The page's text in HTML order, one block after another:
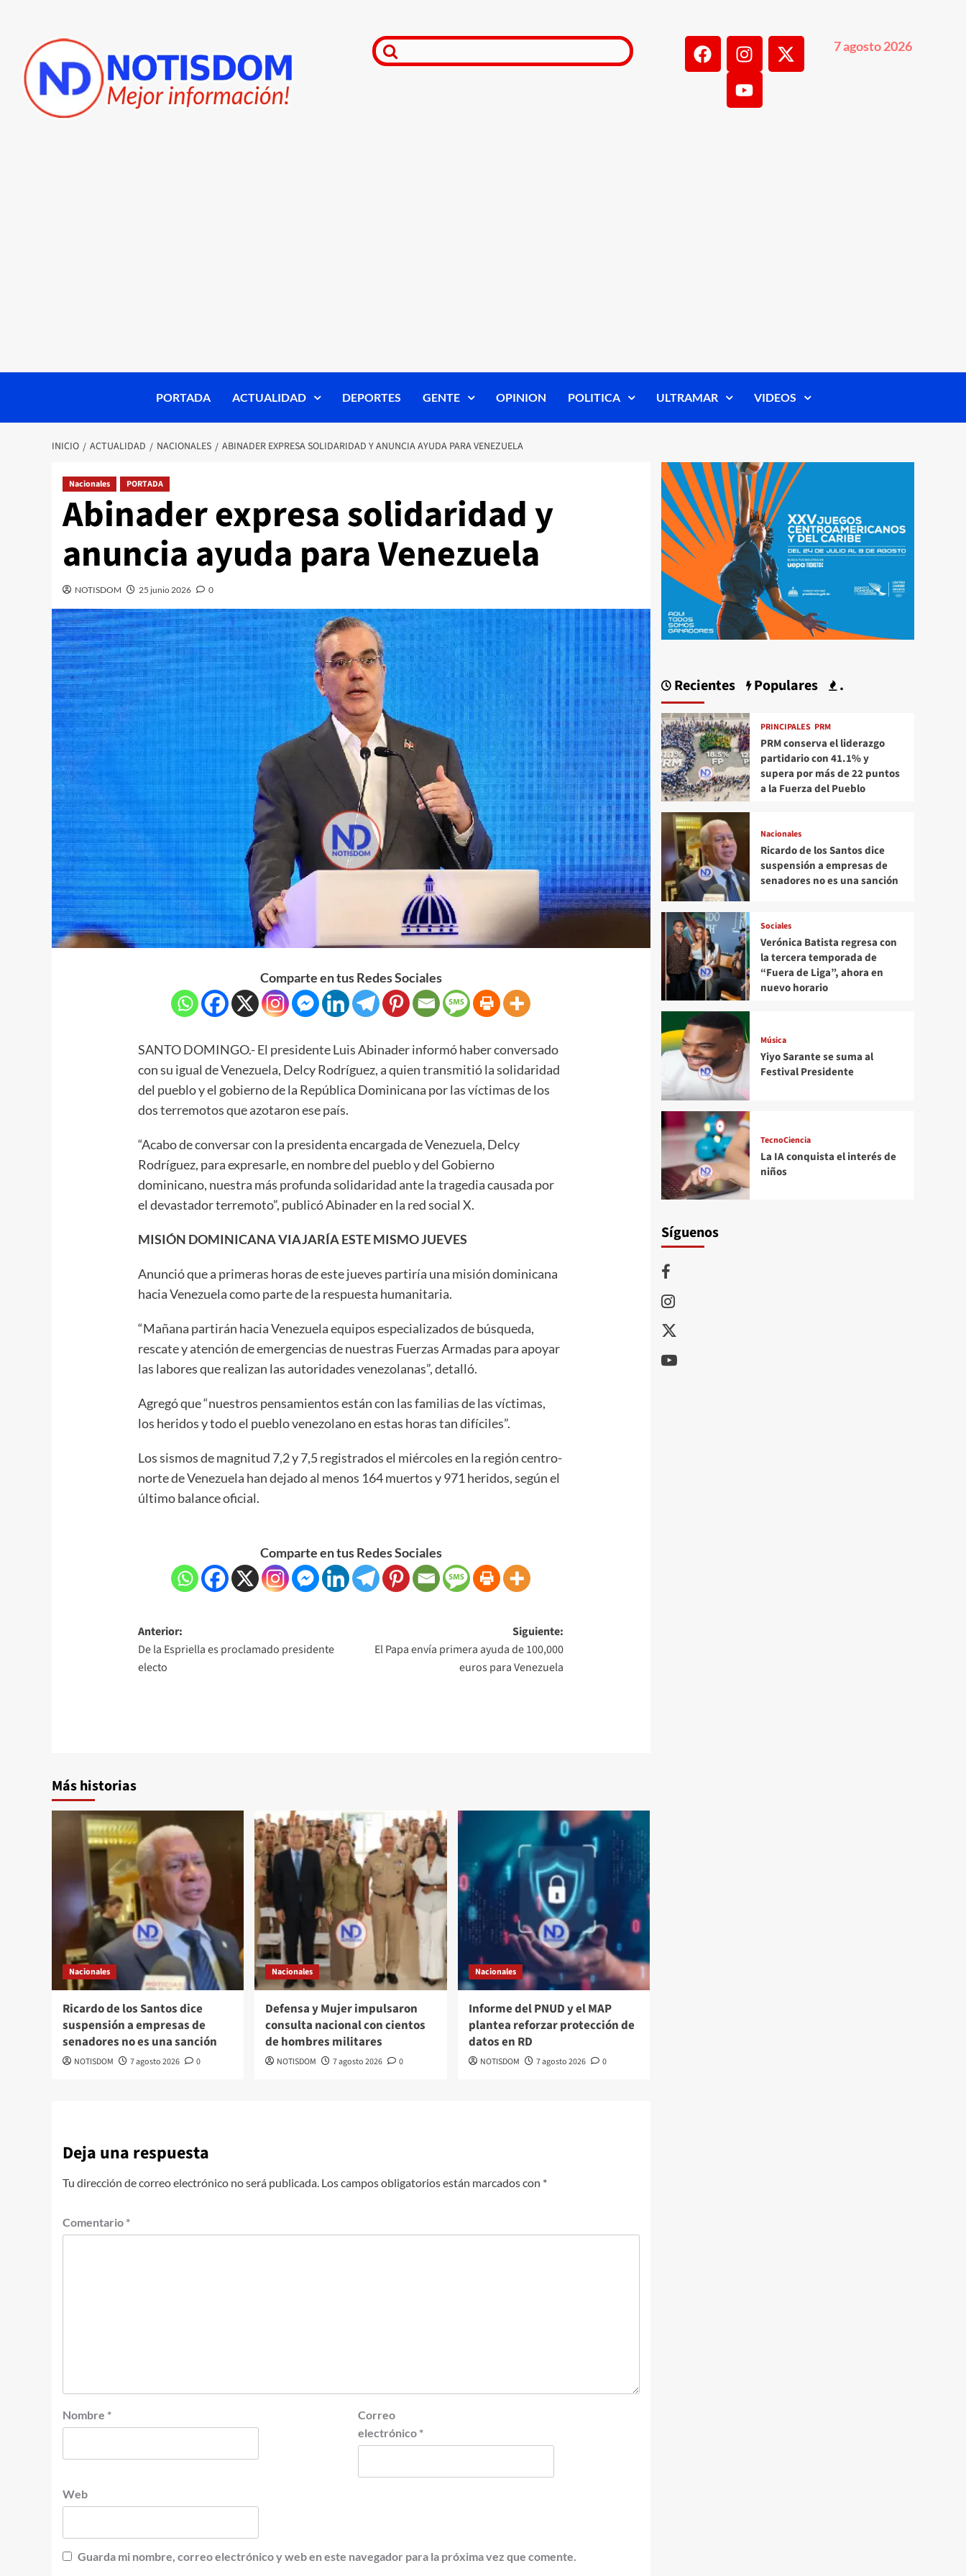
7 agosto 2026
PORTADA ACTUALIDAD DEPORTES GENTE OPINION POLITICA ULTRAMAR VIDEOS
INICIO ACTUALIDAD NACIONALES ABINADER EXPRESA SOLIDARIDAD Y ANUNCIA AYUDA PARA VENEZUELA
Nacionales PORTADA
Abinader expresa solidaridad y
anuncia ayuda para Venezuela
NOTISDOM 25 junio 2026 0
Comparte en tus Redes Sociales
SANTO DOMINGO.- El presidente Luis Abinader informó haber conversado
con su igual de Venezuela, Delcy Rodríguez, a quien transmitió la solidaridad
del pueblo y el gobierno de la República Dominicana por las víctimas de los
dos terremotos que azotaron ese país.
“Acabo de conversar con la presidenta encargada de Venezuela, Delcy
Rodríguez, para expresarle, en nombre del pueblo y del Gobierno
dominicano, nuestra más profunda solidaridad ante la tragedia causada por
el devastador terremoto”, publicó Abinader en la red social X.
MISIÓN DOMINICANA VIAJARÍA ESTE MISMO JUEVES
Anunció que a primeras horas de este jueves partiría una misión dominicana
hacia Venezuela como parte de la respuesta humanitaria.
“Mañana partirán hacia Venezuela equipos especializados de búsqueda,
rescate y atención de emergencias de nuestras Fuerzas Armadas para apoyar
las labores que realizan las autoridades venezolanas”, detalló.
Agregó que “nuestros pensamientos están con las familias de las víctimas,
los heridos y todo el pueblo venezolano en estas horas tan difíciles”.
Los sismos de magnitud 7,2 y 7,5 registrados el miércoles en la región centro-
norte de Venezuela han dejado al menos 164 muertos y 971 heridos, según el
último balance oficial.
Comparte en tus Redes Sociales
Anterior:
De la Espriella es proclamado presidente
electo
Siguiente:
El Papa envía primera ayuda de 100,000
euros para Venezuela
Más historias
Nacionales
Ricardo de los Santos dice
suspensión a empresas de
senadores no es una sanción
NOTISDOM 7 agosto 2026 0
Nacionales
Defensa y Mujer impulsaron
consulta nacional con cientos
de hombres militares
NOTISDOM 7 agosto 2026 0
Nacionales
Informe del PNUD y el MAP
plantea reforzar protección de
datos en RD
NOTISDOM 7 agosto 2026 0
Deja una respuesta
Tu dirección de correo electrónico no será publicada. Los campos obligatorios están marcados con *
Comentario *
Nombre *
Correo
electrónico *
Web
Guarda mi nombre, correo electrónico y web en este navegador para la próxima vez que comente.
Recientes Populares .
PRINCIPALES PRM
PRM conserva el liderazgo
partidario con 41.1% y
supera por más de 22 puntos
a la Fuerza del Pueblo
Nacionales
Ricardo de los Santos dice
suspensión a empresas de
senadores no es una sanción
Sociales
Verónica Batista regresa con
la tercera temporada de
“Fuera de Liga”, ahora en
nuevo horario
Música
Yiyo Sarante se suma al
Festival Presidente
TecnoCiencia
La IA conquista el interés de
niños
Síguenos